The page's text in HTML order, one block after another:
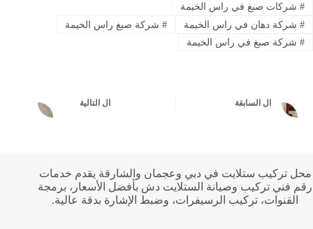
#شركات صبغ في راس الخيمة
#شركة دهان في راس الخيمة #شركة صبغ راس الخيمة
#شركة صبغ في راس الخيمة
ال السابقة ال التالية
محل تركيب ستلايت في دبي وعجمان والشارقة يقدم خدمات
رقم فني تركيب وصيانة الستلايت دش بأفضل الأسعار، برمجة
القنوات، تركيب الرسيفرات، وضبط الإشارة بدقة عالية.